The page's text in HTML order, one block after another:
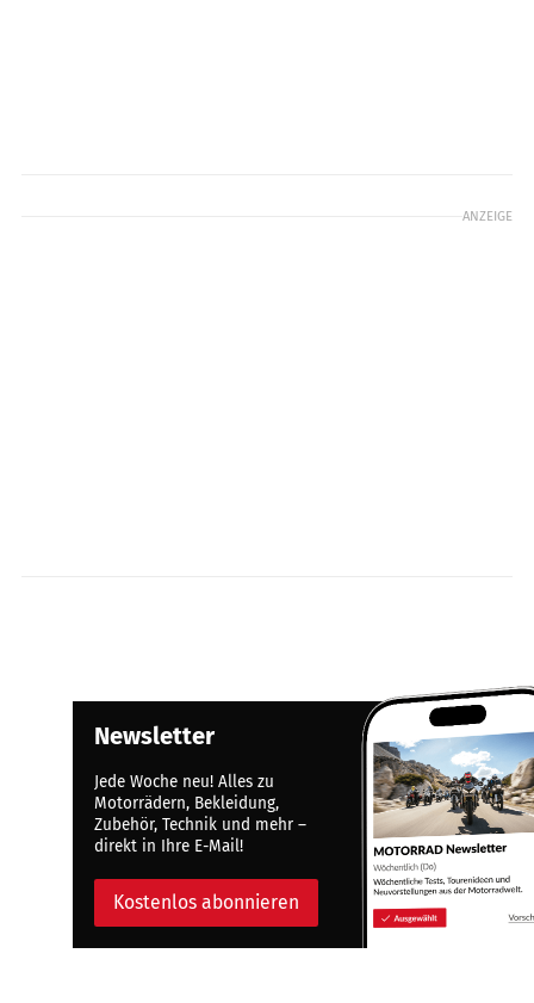
ANZEIGE
Newsletter
Jede Woche neu! Alles zu
Motorrädern, Bekleidung,
Zubehör, Technik und mehr –
direkt in Ihre E-Mail!
Kostenlos abonnieren